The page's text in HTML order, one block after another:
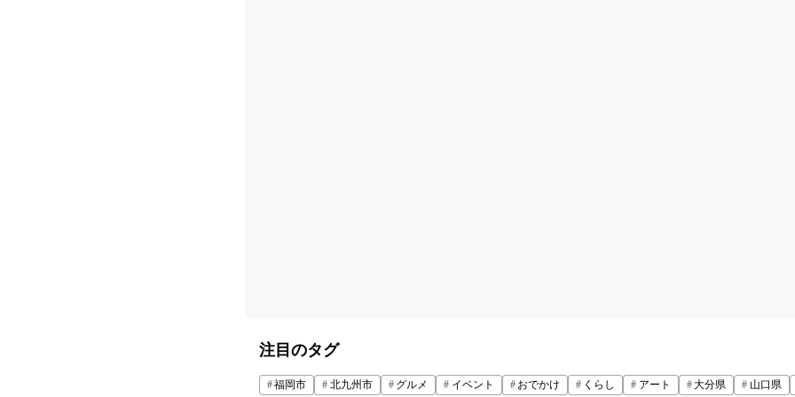
注目のタグ
福岡市 北九州市 グルメ イベント おでかけ くらし アート 大分県 山口県